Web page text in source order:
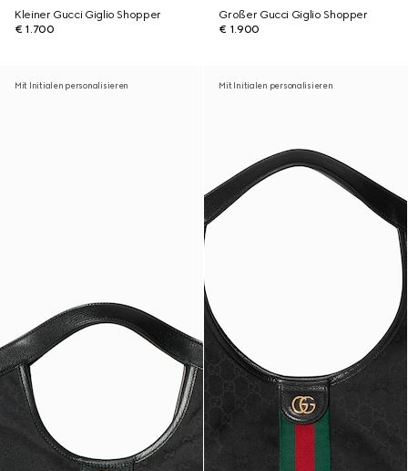
Kleiner Gucci Giglio Shopper
€ 1.700
Großer Gucci Giglio Shopper
€ 1.900
Mit Initialen personalisieren Mit Initialen personalisieren